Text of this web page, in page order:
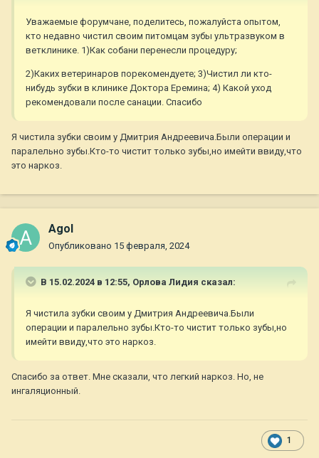
Уважаемые форумчане, поделитесь, пожалуйста опытом,
кто недавно чистил своим питомцам зубы ультразвуком в
ветклинике. 1)Как собани перенесли процедуру;
2)Каких ветеринаров порекомендуете; 3)Чистил ли кто-
нибудь зубки в клинике Доктора Еремина; 4) Какой уход
рекомендовали после санации. Спасибо
Я чистила зубки своим у Дмитрия Андреевича.Были операции и
паралельно зубы.Кто-то чистит только зубы,но имейти ввиду,что
это наркоз.
Agol
Опубликовано 15 февраля, 2024
В 15.02.2024 в 12:55, Орлова Лидия сказал:
Я чистила зубки своим у Дмитрия Андреевича.Были
операции и паралельно зубы.Кто-то чистит только зубы,но
имейти ввиду,что это наркоз.
Спасибо за ответ. Мне сказали, что легкий наркоз. Но, не
ингаляционный.
1